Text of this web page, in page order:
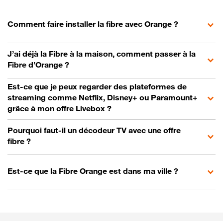
Comment faire installer la fibre avec Orange ?
J’ai déjà la Fibre à la maison, comment passer à la
Fibre d’Orange ?
Est-ce que je peux regarder des plateformes de
streaming comme Netflix, Disney+ ou Paramount+
grâce à mon offre Livebox ?
Pourquoi faut-il un décodeur TV avec une offre
fibre ?
Est-ce que la Fibre Orange est dans ma ville ?